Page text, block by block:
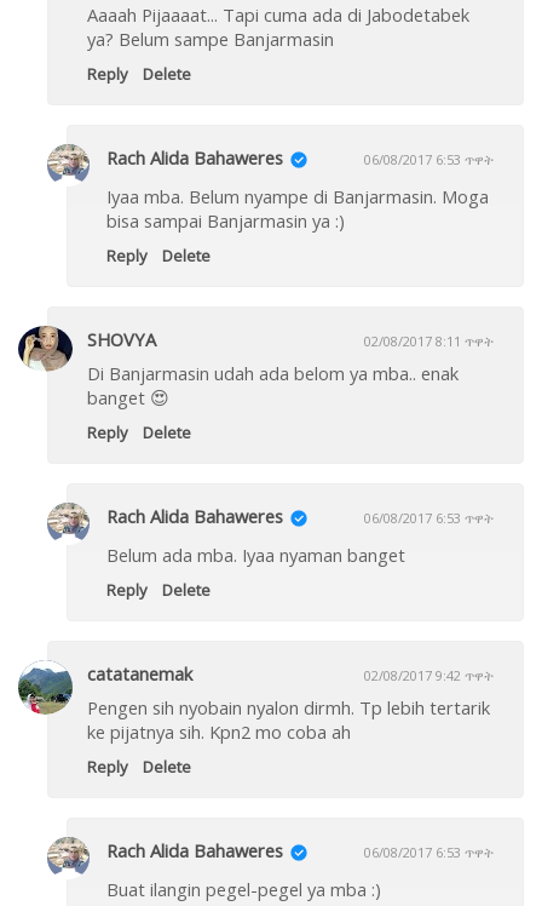
Aaaah Pijaaaat... Tapi cuma ada di Jabodetabek
ya? Belum sampe Banjarmasin
Reply Delete
Rach Alida Bahaweres 06/08/2017 6:53 ጥዋት
Iyaa mba. Belum nyampe di Banjarmasin. Moga
bisa sampai Banjarmasin ya :)
Reply Delete
SHOVYA 02/08/2017 8:11 ጥዋት
Di Banjarmasin udah ada belom ya mba.. enak
banget 😍
Reply Delete
Rach Alida Bahaweres 06/08/2017 6:53 ጥዋት
Belum ada mba. Iyaa nyaman banget
Reply Delete
catatanemak 02/08/2017 9:42 ጥዋት
Pengen sih nyobain nyalon dirmh. Tp lebih tertarik
ke pijatnya sih. Kpn2 mo coba ah
Reply Delete
Rach Alida Bahaweres 06/08/2017 6:53 ጥዋት
Buat ilangin pegel-pegel ya mba :)